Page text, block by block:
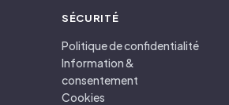
SÉCURITÉ
Politique de confidentialité
Information &
consentement
Cookies